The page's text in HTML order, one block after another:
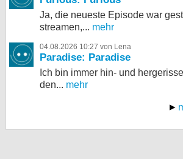
Ja, die neueste Episode war
streamen,... mehr
04.08.2026 10:27 von Lena
Paradise: Paradise
Ich bin immer hin- und
den... mehr